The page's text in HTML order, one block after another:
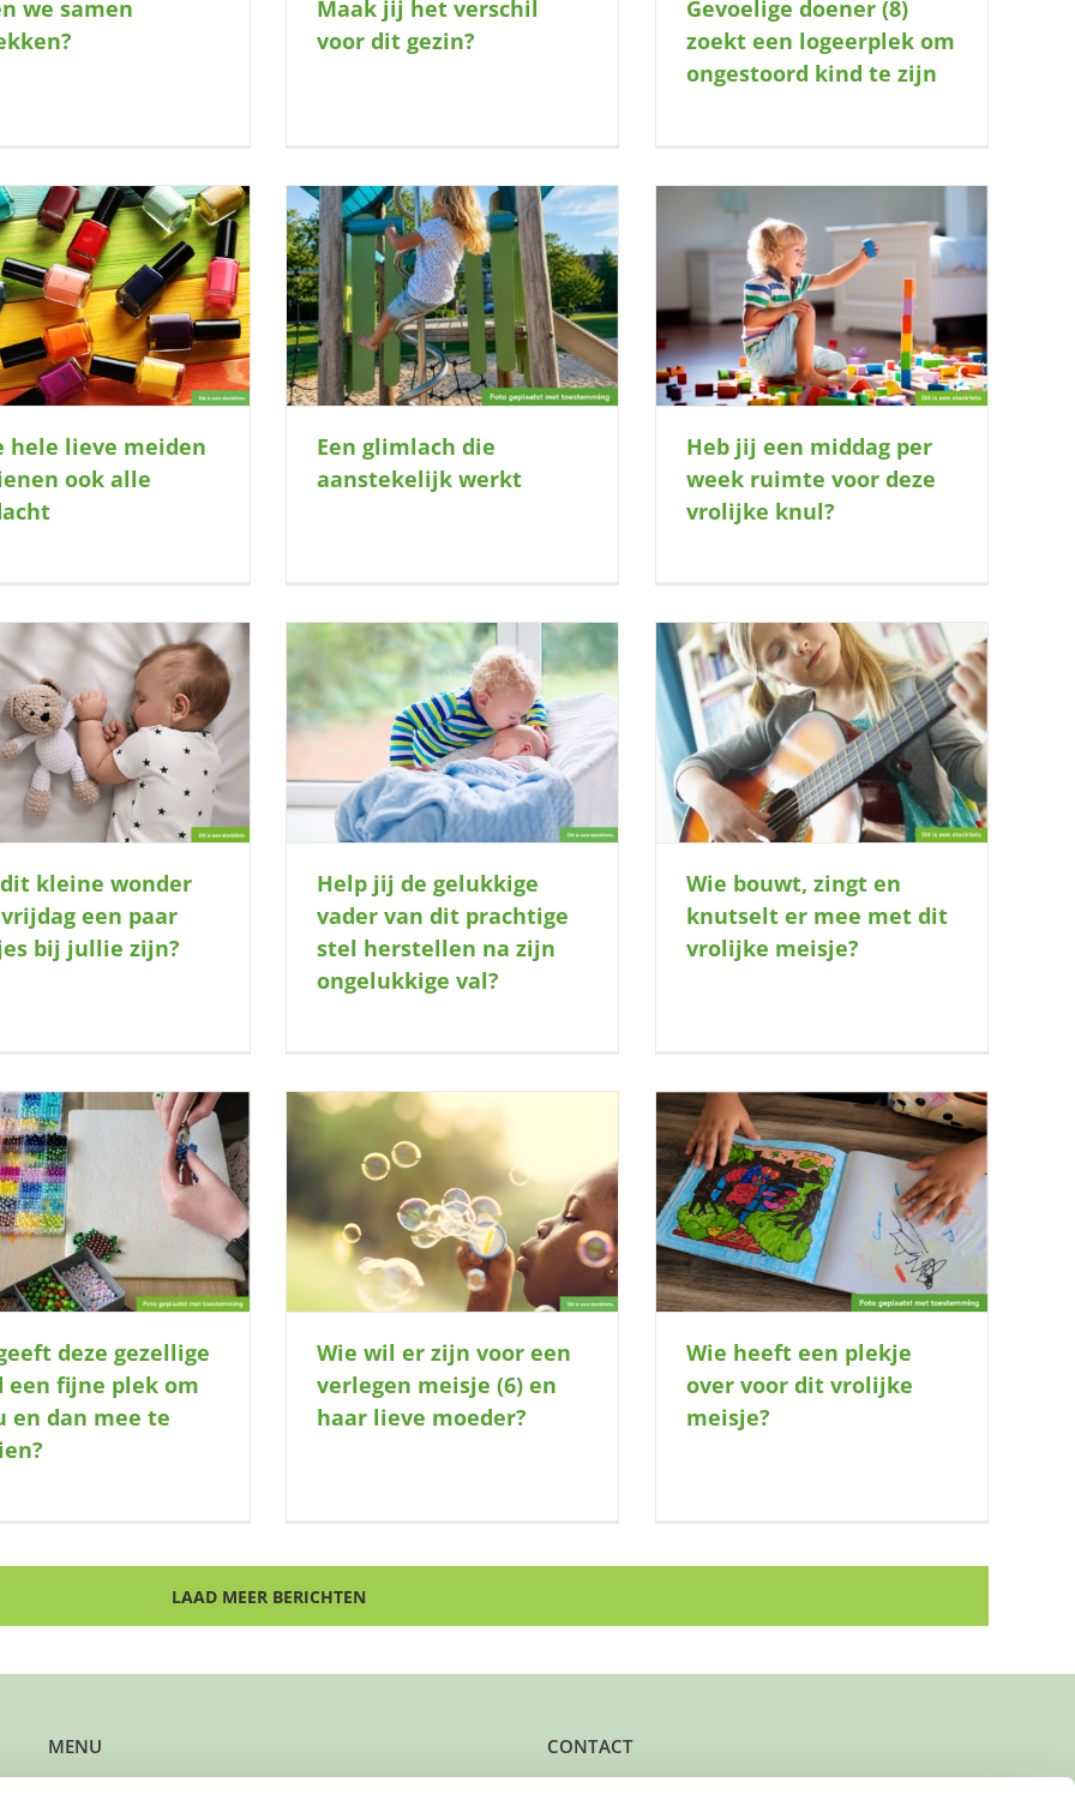
we samen
Maak jij het verschil
voor dit gezin?
Gevoelige doener (8)
zoekt een logeerplek om
ongestoord kind te zijn
hele lieve meiden
ook alle
glimlach die aanstekelijk werkt
Een glimlach die
aanstekelijk werkt
Heb jij een middag per week ruimte
voor deze vrolijke knul?
Heb jij een middag per
week ruimte voor deze
vrolijke knul?
kleine wonder
een paar
bij jullie zijn?
Help jij de gelukkige vader van dit
prachtige stel herstellen na zijn
ongelukkige val?
Help jij de gelukkige
vader van dit prachtige
stel herstellen na zijn
ongelukkige val?
Wie bouwt, zingt en knutselt er mee
met dit vrolijke meisje?
Wie bouwt, zingt en
knutselt er mee met dit
vrolijke meisje?
deze gezellige
een fijne plek om
en dan mee te
Wie wil er zijn voor een verlegen
meisje (6) en haar lieve moeder?
Wie wil er zijn voor een
verlegen meisje (6) en
haar lieve moeder?
Wie heeft een plekje over voor dit
vrolijke meisje?
Wie heeft een plekje
over voor dit vrolijke
meisje?
LAAD MEER BERICHTEN
MENU
Kun je steun gebruiken?
CONTACT
Het kantoor- en postadres van Buurtgezinnen is: